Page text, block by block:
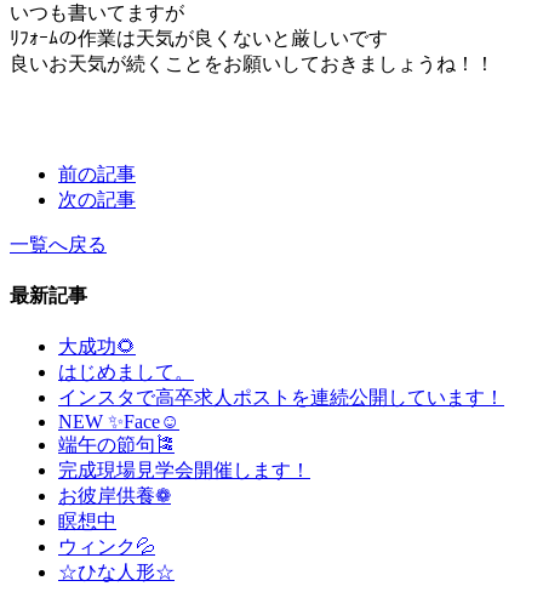
いつも書いてますが
ﾘﾌｫｰﾑの作業は天気が良くないと厳しいです
良いお天気が続くことをお願いしておきましょうね！！
前の記事
次の記事
一覧へ戻る
最新記事
大成功🌻
はじめまして。
インスタで高卒求人ポストを連続公開しています！
NEW ✨Face☺
端午の節句🎏
完成現場見学会開催します！
お彼岸供養❁
瞑想中
ウィンク💦
☆ひな人形☆